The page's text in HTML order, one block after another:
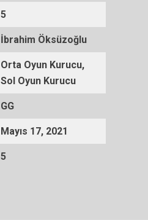
5
İbrahim Öksüzoğlu
Orta Oyun Kurucu,
Sol Oyun Kurucu
GG
Mayıs 17, 2021
5